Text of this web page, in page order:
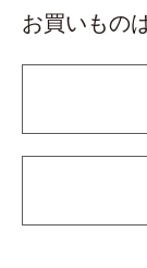
お買いもの